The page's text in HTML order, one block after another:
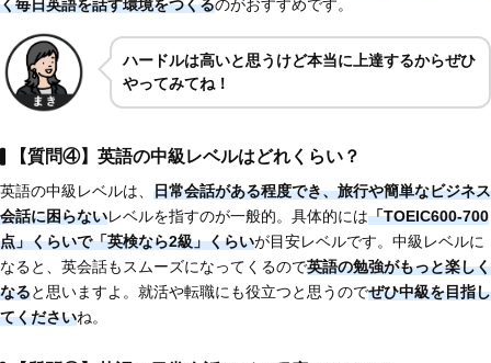
く毎日英語を話す環境をつくるのがおすすめです。
ハードルは高いと思うけど本当に上達するからぜひ
やってみてね！
【質問④】英語の中級レベルはどれくらい？
英語の中級レベルは、 日常会話がある程度でき、旅行や簡単なビジネス
会話に困らないレベルを指すのが一般的。具体的には「TOEIC600-700
点」くらいで「英検なら2級」くらいが目安レベルです。中級レベルに
なると、英会話もスムーズになってくるので英語の勉強がもっと楽しく
なると思いますよ。就活や転職にも役立つと思うのでぜひ中級を目指し
てくださいね。